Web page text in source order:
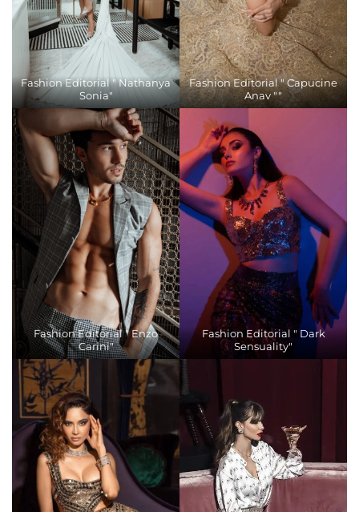
Fashion Editorial " Nathanya
Sonia"
Fashion Editorial " Capucine
Anav ""
Fashion Editorial " Enzo
Carini"
Fashion Editorial " Dark
Sensuality"